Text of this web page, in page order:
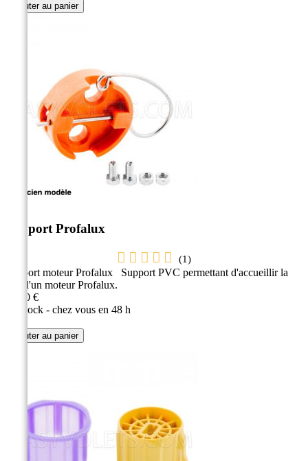
Ajouter au panier
Support Profalux
(1)
Support moteur Profalux Support PVC permettant d'accueillir la
tête d'un moteur Profalux.
24,90 €
En stock - chez vous en 48 h
Ajouter au panier